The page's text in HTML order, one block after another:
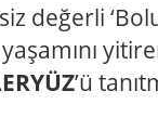
değerli
’ü